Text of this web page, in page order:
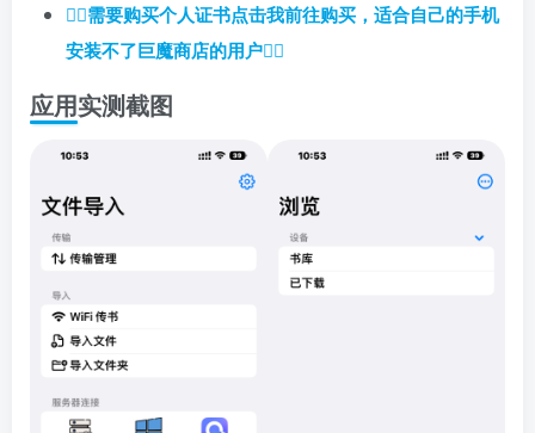
👉🏼需要购买个人证书点击我前往购买，适合自己的手机
安装不了巨魔商店的用户👈🏼
应用实测截图